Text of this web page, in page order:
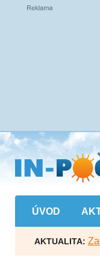
Přejít
na
hlavní
obsah
ÚVOD
AKTUALITA: